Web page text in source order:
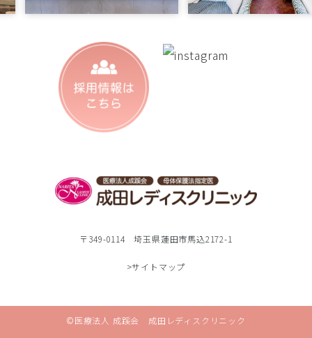
〒349-0114 埼玉県蓮田市馬込2172-1
>サイトマップ
©医療法人 成蹊会 成田レディスクリニック